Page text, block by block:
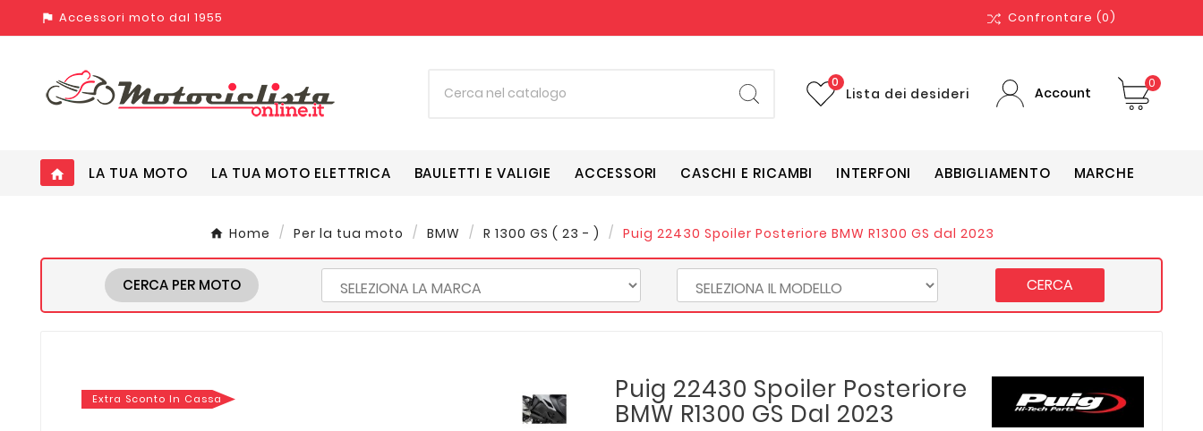
assistant_photo Accessori moto dal 1955 Confrontare (0)
Lista dei desideri
0
Account
0
home LA TUA MOTO LA TUA MOTO ELETTRICA BAULETTI E VALIGIE ACCESSORI CASCHI E RICAMBI INTERFONI ABBIGLIAMENTO MARCHE
Home Per la tua moto BMW R 1300 GS ( 23 - ) Puig 22430 Spoiler Posteriore BMW R1300 GS dal 2023
CERCA PER MOTO CERCA
Extra Sconto In Cassa Puig 22430 Spoiler Posteriore
BMW R1300 GS Dal 2023